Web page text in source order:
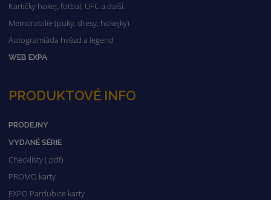
Kartičky hokej, fotbal, UFC a další
Memorabilie (puky, dresy, hokejky)
Autogramiáda hvězd a legend
WEB EXPA
PRODUKTOVÉ INFO
PRODEJNY
VYDANÉ SÉRIE
Checklisty (.pdf)
PROMO karty
EXPO Pardubice karty